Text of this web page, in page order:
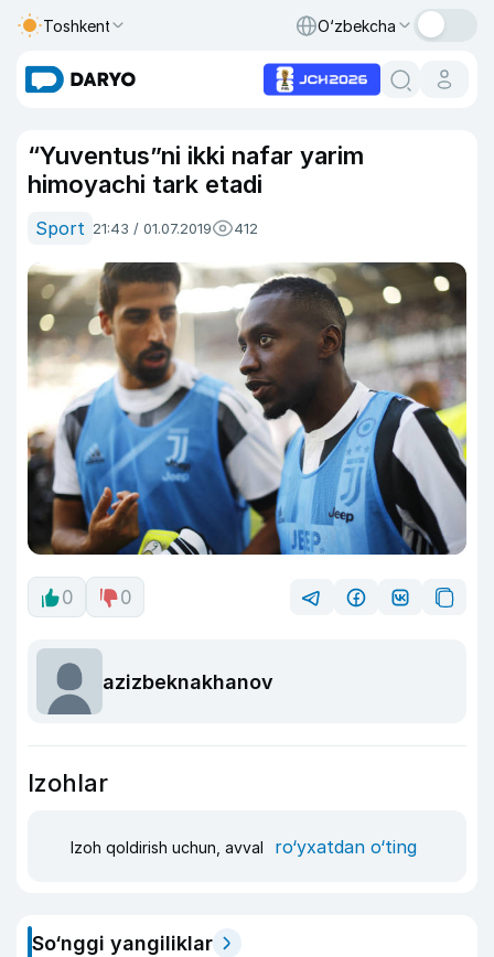
Toshkent O‘zbekcha
“Yuventus”ni ikki nafar yarim
himoyachi tark etadi
Sport 21:43 / 01.07.2019 412
0 0
azizbeknakhanov
Izohlar
Izoh qoldirish uchun, avval ro‘yxatdan o‘ting
So‘nggi yangiliklar